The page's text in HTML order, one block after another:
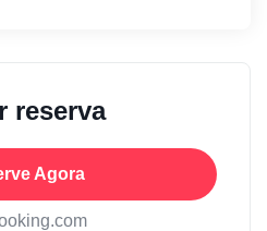
reserva
Agora